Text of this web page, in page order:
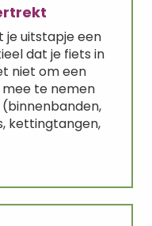
je uitstapje een
dat je fiets in
niet om een
te nemen
kettingtangen,